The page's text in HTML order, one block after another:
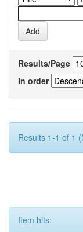
Results/Page
In order
Results 1-1 of 1
Item hits: